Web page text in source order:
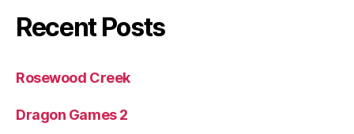
Recent Posts
Rosewood Creek
Dragon Games 2